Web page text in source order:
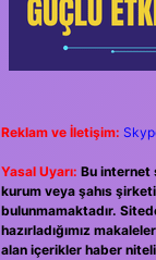
Reklam ve İletişim:
Yasal Uyarı: Bu internet
kurum veya şahıs
bulunmamaktadır.
hazırladığımız
alan içerikler haber